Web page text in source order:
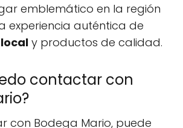
emblemático en la región
experiencia auténtica de
y productos de calidad.
contactar con
con Bodega Mario, puede